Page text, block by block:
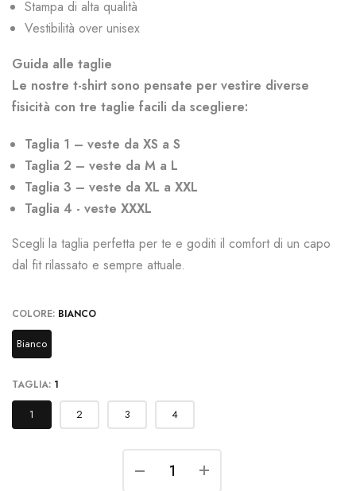
Stampa di alta qualità
Vestibilità over unisex
Guida alle taglie
Le nostre t-shirt sono pensate per vestire diverse
fisicità con tre taglie facili da scegliere:
Taglia 1 – veste da XS a S
Taglia 2 – veste da M a L
Taglia 3 – veste da XL a XXL
Taglia 4 - veste XXXL
Scegli la taglia perfetta per te e goditi il comfort di un capo
dal fit rilassato e sempre attuale.
COLORE: BIANCO
Bianco
TAGLIA: 1
1 2 3 4